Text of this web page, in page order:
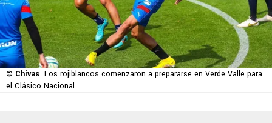
© Chivas Los rojiblancos comenzaron a prepararse en Verde Valle para
el Clásico Nacional